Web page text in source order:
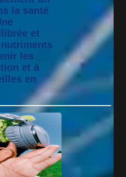
la santé
et
les
et à
en